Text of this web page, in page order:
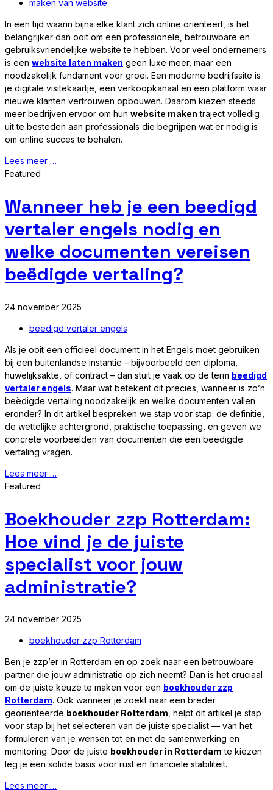
maken van website
In een tijd waarin bijna elke klant zich online oriënteert, is het
belangrijker dan ooit om een professionele, betrouwbare en
gebruiksvriendelijke website te hebben. Voor veel ondernemers
is een website laten maken geen luxe meer, maar een
noodzakelijk fundament voor groei. Een moderne bedrijfssite is
je digitale visitekaartje, een verkoopkanaal en een platform waar
nieuwe klanten vertrouwen opbouwen. Daarom kiezen steeds
meer bedrijven ervoor om hun website maken traject volledig
uit te besteden aan professionals die begrijpen wat er nodig is
om online succes te behalen.
Lees meer …
Featured
Wanneer heb je een beedigd
vertaler engels nodig en
welke documenten vereisen
beëdigde vertaling?
24 november 2025
beedigd vertaler engels
Als je ooit een officieel document in het Engels moet gebruiken
bij een buitenlandse instantie – bijvoorbeeld een diploma,
huwelijksakte, of contract – dan stuit je vaak op de term beedigd
vertaler engels. Maar wat betekent dit precies, wanneer is zo’n
beëdigde vertaling noodzakelijk en welke documenten vallen
eronder? In dit artikel bespreken we stap voor stap: de definitie,
de wettelijke achtergrond, praktische toepassing, en geven we
concrete voorbeelden van documenten die een beëdigde
vertaling vragen.
Lees meer …
Featured
Boekhouder zzp Rotterdam:
Hoe vind je de juiste
specialist voor jouw
administratie?
24 november 2025
boekhouder zzp Rotterdam
Ben je zzp’er in Rotterdam en op zoek naar een betrouwbare
partner die jouw administratie op zich neemt? Dan is het cruciaal
om de juiste keuze te maken voor een boekhouder zzp
Rotterdam. Ook wanneer je zoekt naar een breder
georiënteerde boekhouder Rotterdam , helpt dit artikel je stap
voor stap bij het selecteren van de juiste specialist — van het
formuleren van je wensen tot en met de samenwerking en
monitoring. Door de juiste boekhouder in Rotterdam te kiezen
leg je een solide basis voor rust en financiële stabiliteit.
Lees meer …